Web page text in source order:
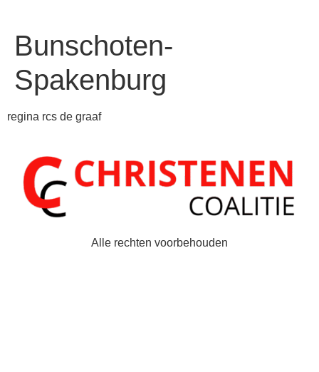
Bunschoten-
Spakenburg
regina rcs de graaf
Alle rechten voorbehouden